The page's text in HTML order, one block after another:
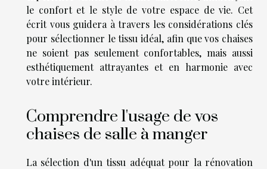
le confort et le style de votre espace de vie. Cet
écrit vous guidera à travers les considérations clés
pour sélectionner le tissu idéal, afin que vos chaises
ne soient pas seulement confortables, mais aussi
esthétiquement attrayantes et en harmonie avec
votre intérieur.
Comprendre l'usage de vos
chaises de salle à manger
La sélection d'un tissu adéquat pour la rénovation